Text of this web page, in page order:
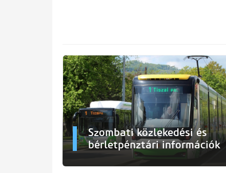
Szombati közlekedési és
bérletpénztári információk